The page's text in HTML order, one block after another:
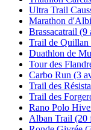
Ultra Trail
Marathon
Brassacatrail (9
Trail de
Duathlon de
Tour des
Carbo Run (3
Trail des
Trail des
Rano Polo
Alban Trail (20